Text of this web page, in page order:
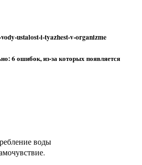
6 ошибок, из-за которых появляется
воды